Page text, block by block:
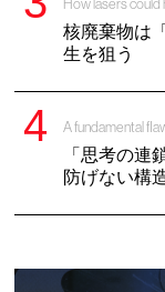
How lasers could
核廃棄物は
生を狙う
A fundamental
「思考の連
防げない構